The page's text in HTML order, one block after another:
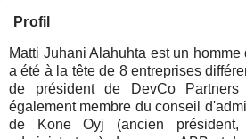
Profil
Matti Juhani Alahuhta est un
a été à la tête de 8 entreprises
de président de DevCo
également membre du conseil
de Kone Oyj (ancien